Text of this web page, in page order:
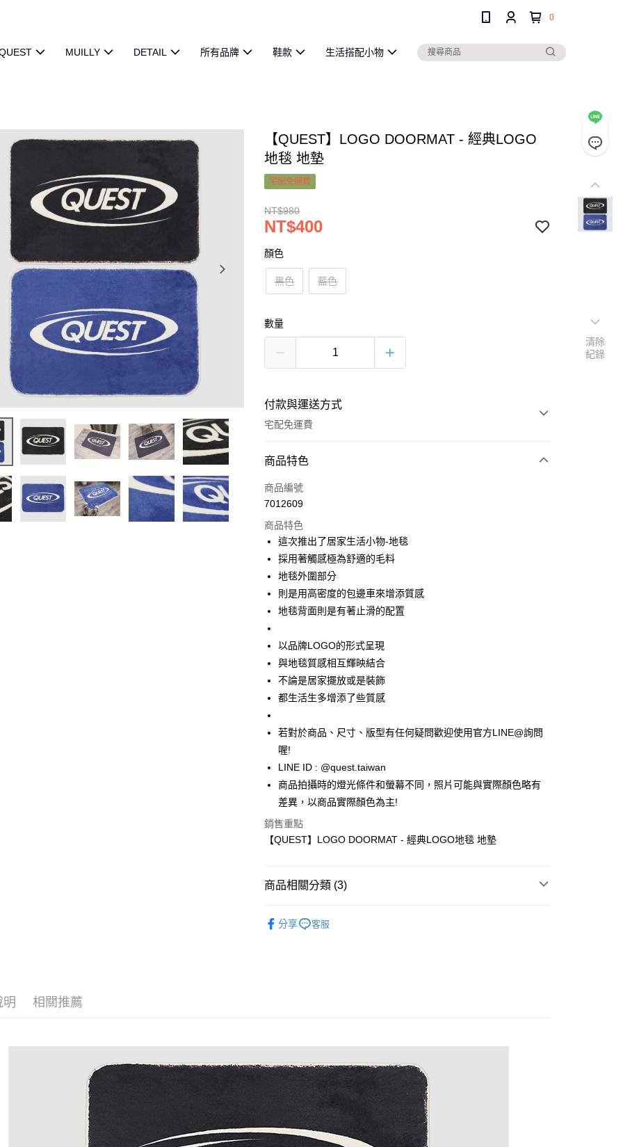
0
MUILLY DETAIL 所有品牌 鞋款 生活搭配小物
【QUEST】LOGO DOORMAT - 經典LOGO
地毯 地墊
宅配免運費
NT$980
NT$400
顏色
黑色 藍色
數量
付款與運送方式
宅配免運費
付款方式
信用卡一次付款
街口支付
ATM付款
運送方式
新竹物流宅配
每筆NT$80，滿NT$1,000(含以上)免運費
宅配(自取)
免運費
商品特色
商品編號
7012609
商品特色
這次推出了居家生活小物-地毯
採用著觸感極為舒適的毛料
地毯外圍部分
則是用高密度的包邊車來增添質感
地毯背面則是有著止滑的配置
以品牌LOGO的形式呈現
與地毯質感相互輝映結合
不論是居家擺放或是裝飾
都生活生多增添了些質感
若對於商品、尺寸、版型有任何疑問歡迎使用官方LINE@詢問
喔!
LINE ID : @quest.taiwan
商品拍攝時的燈光條件和螢幕不同，照片可能與實際顏色略有
差異，以商品實際顏色為主!
銷售重點
【QUEST】LOGO DOORMAT - 經典LOGO地毯 地墊
商品相關分類 (3)
分享 客服
明 相關推薦
清除
紀錄